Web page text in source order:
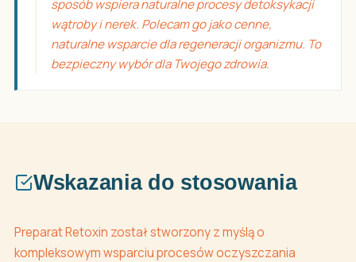
sposób wspiera naturalne procesy detoksykacji
wątroby i nerek. Polecam go jako cenne,
naturalne wsparcie dla regeneracji organizmu. To
bezpieczny wybór dla Twojego zdrowia.
Wskazania do stosowania
Preparat Retoxin został stworzony z myślą o
kompleksowym wsparciu procesów oczyszczania